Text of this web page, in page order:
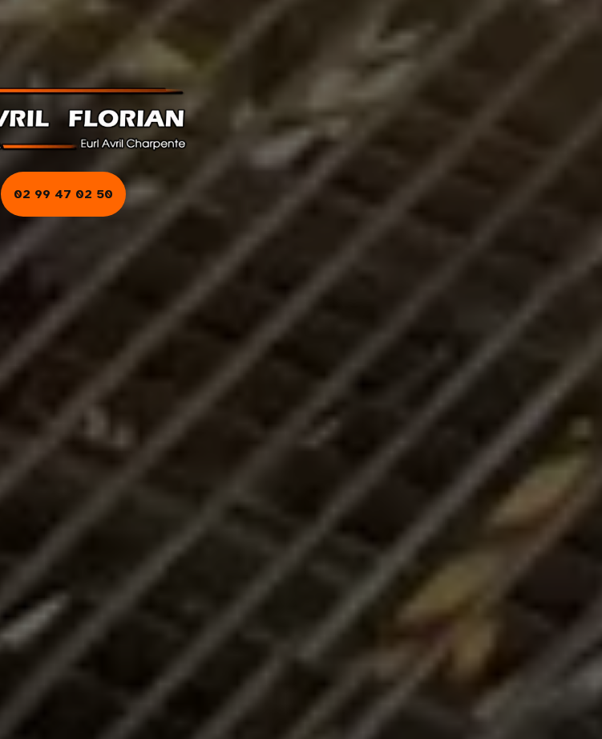
02 99 47 02 50